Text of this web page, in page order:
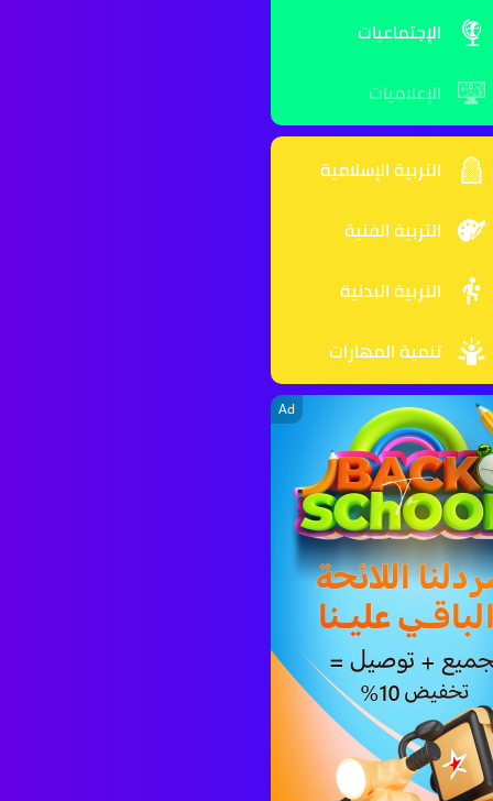
الإجتماعيات
الإعلاميات
التربية الإسلامية
التربية الفنية
التربية البدنية
تنمية المهارات
Ad